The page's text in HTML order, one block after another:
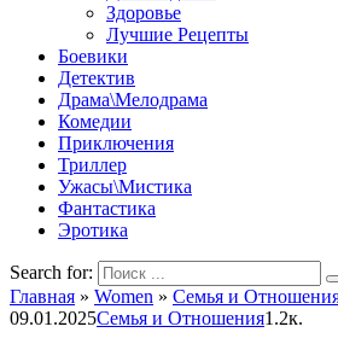
Здоровье
Лучшие Рецепты
Боевики
Детектив
Драма\Мелодрама
Комедии
Приключения
Триллер
Ужасы\Мистика
Фантастика
Эротика
Search for:
Главная » Women » Семья и
09.01.2025Семья и Отношения1.2к.